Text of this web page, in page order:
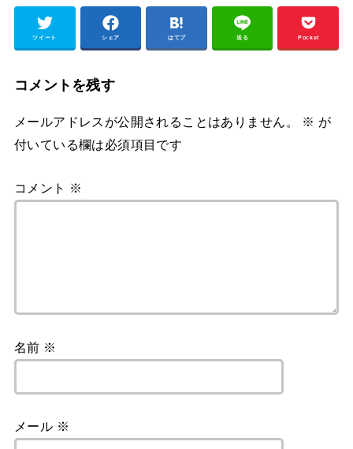
ツイート シェア はてブ 送る Pocket
コメントを残す
メールアドレスが公開されることはありません。 ※ が
付いている欄は必須項目です
コメント ※
名前 ※
メール ※